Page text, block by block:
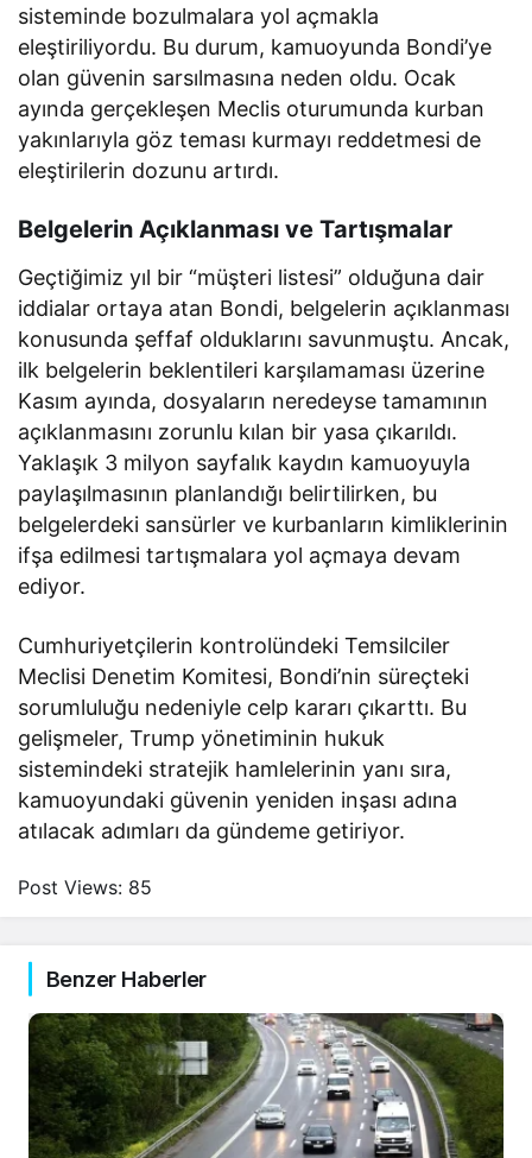
sisteminde bozulmalara yol açmakla
eleştiriliyordu. Bu durum, kamuoyunda Bondi’ye
olan güvenin sarsılmasına neden oldu. Ocak
ayında gerçekleşen Meclis oturumunda kurban
yakınlarıyla göz teması kurmayı reddetmesi de
eleştirilerin dozunu artırdı.
Belgelerin Açıklanması ve Tartışmalar
Geçtiğimiz yıl bir “müşteri listesi” olduğuna dair
iddialar ortaya atan Bondi, belgelerin açıklanması
konusunda şeffaf olduklarını savunmuştu. Ancak,
ilk belgelerin beklentileri karşılamaması üzerine
Kasım ayında, dosyaların neredeyse tamamının
açıklanmasını zorunlu kılan bir yasa çıkarıldı.
Yaklaşık 3 milyon sayfalık kaydın kamuoyuyla
paylaşılmasının planlandığı belirtilirken, bu
belgelerdeki sansürler ve kurbanların kimliklerinin
ifşa edilmesi tartışmalara yol açmaya devam
ediyor.
Cumhuriyetçilerin kontrolündeki Temsilciler
Meclisi Denetim Komitesi, Bondi’nin süreçteki
sorumluluğu nedeniyle celp kararı çıkarttı. Bu
gelişmeler, Trump yönetiminin hukuk
sistemindeki stratejik hamlelerinin yanı sıra,
kamuoyundaki güvenin yeniden inşası adına
atılacak adımları da gündeme getiriyor.
Post Views: 85
Benzer Haberler